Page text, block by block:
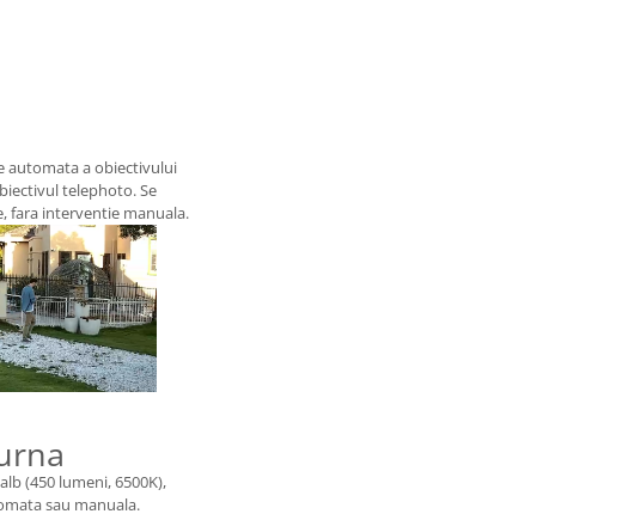
automata a obiectivului
telephoto. Se
fara interventie manuala.
(450 lumeni, 6500K),
sau manuala.